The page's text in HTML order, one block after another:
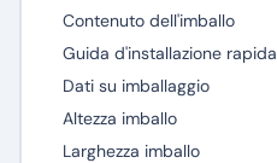
Contenuto dell'imballo
Guida d'installazione rapida
Dati su imballaggio
Altezza imballo
Larghezza imballo